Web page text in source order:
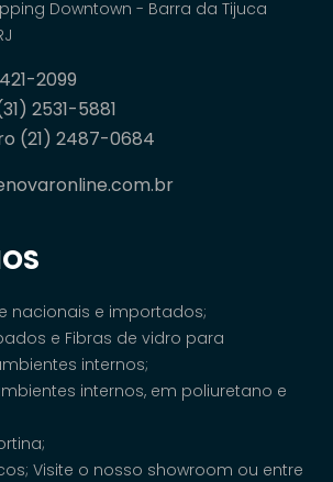
Downtown - Barra da Tijuca
2099
2531-5881
(21) 2487-0684
nacionais e importados;
e Fibras de vidro para
internos;
internos, em poliuretano e
Visite o nosso showroom ou entre